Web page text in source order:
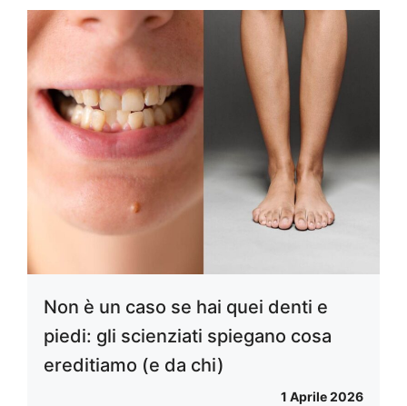
Non è un caso se hai quei denti e
piedi: gli scienziati spiegano cosa
ereditiamo (e da chi)
1 Aprile 2026